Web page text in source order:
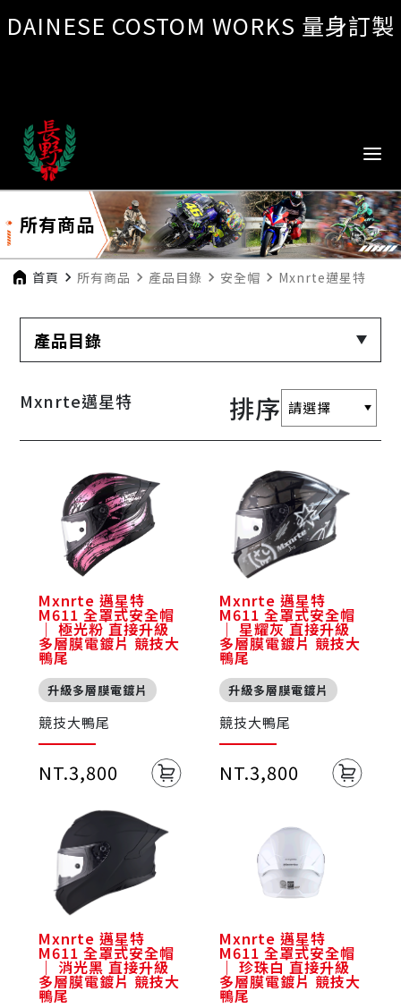
DAINESE COSTOM WORKS 量身訂製
所有商品
首頁 navigate_next 所有商品 navigate_next 產品目錄 navigate_next 安全帽 navigate_next Mxnrte邁星特
產品目錄
Mxnrte邁星特 排序
Mxnrte 邁星特
M611 全罩式安全帽
｜ 極光粉 直接升級
多層膜電鍍片 競技大
鴨尾
升級多層膜電鍍片
競技大鴨尾
NT.3,800
Mxnrte 邁星特
M611 全罩式安全帽
｜ 星耀灰 直接升級
多層膜電鍍片 競技大
鴨尾
升級多層膜電鍍片
競技大鴨尾
NT.3,800
Mxnrte 邁星特
M611 全罩式安全帽
｜ 消光黑 直接升級
多層膜電鍍片 競技大
鴨尾
Mxnrte 邁星特
M611 全罩式安全帽
｜ 珍珠白 直接升級
多層膜電鍍片 競技大
鴨尾